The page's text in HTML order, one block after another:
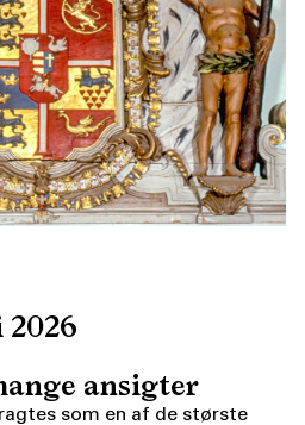
2026
ansigter
som en af de største